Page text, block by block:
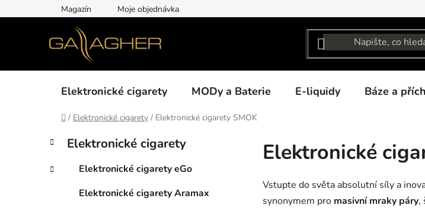
na
Magazín Moje objednávka
Elektronické cigarety MODy a Baterie E-liquidy Báze a
Domů
/ Elektronické cigarety / Elektronické cigarety SMOK
P
s
Přeskočit
kategorie
K
a
e
Elektronické cigarety
Elektronické cigarety eGo
Elektronické cigarety Aramax
Elektronické
Vstupte do světa absolutní síly a
synonymem pro masivní mraky páry,